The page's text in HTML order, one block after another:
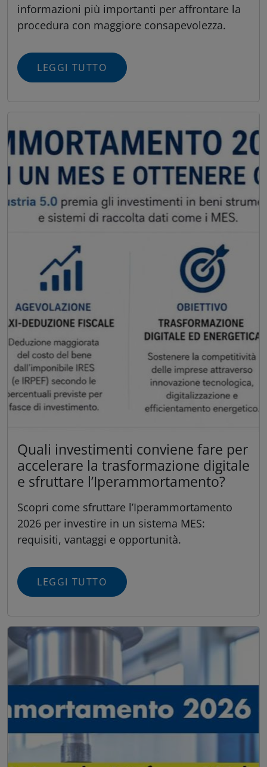
informazioni più importanti per affrontare la
procedura con maggiore consapevolezza.
LEGGI TUTTO
Quali investimenti conviene fare per
accelerare la trasformazione digitale
e sfruttare l’Iperammortamento?
Scopri come sfruttare l’Iperammortamento
2026 per investire in un sistema MES:
requisiti, vantaggi e opportunità.
LEGGI TUTTO